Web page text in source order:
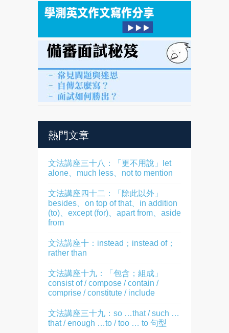
熱門文章
文法講座三十八：「更不用說」let
alone、much less、not to mention
文法講座四十二：「除此以外」
besides、on top of that、in addition
(to)、except (for)、apart from、aside
from
文法講座十：instead；instead of；
rather than
文法講座十九：「包含；組成」
consist of / compose / contain /
comprise / constitute / include
文法講座三十九：so …that / such …
that / enough …to / too … to 句型